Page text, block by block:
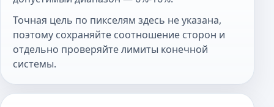
Точная цель по пикселям здесь не указана,
поэтому сохраняйте соотношение сторон и
отдельно проверяйте лимиты конечной
системы.